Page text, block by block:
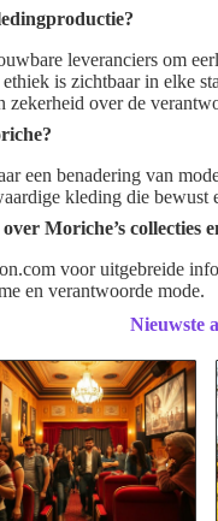
leveranciers om
is zichtbaar in elke
zekerheid over de
een benadering van
kleding die bewust
Moriche’s collecties
voor uitgebreide
en verantwoorde mode.
Nieuwste